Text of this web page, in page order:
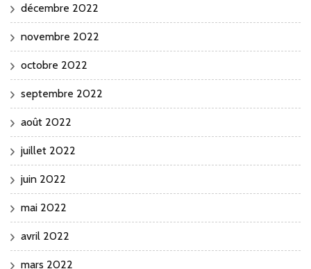
décembre 2022
novembre 2022
octobre 2022
septembre 2022
août 2022
juillet 2022
juin 2022
mai 2022
avril 2022
mars 2022